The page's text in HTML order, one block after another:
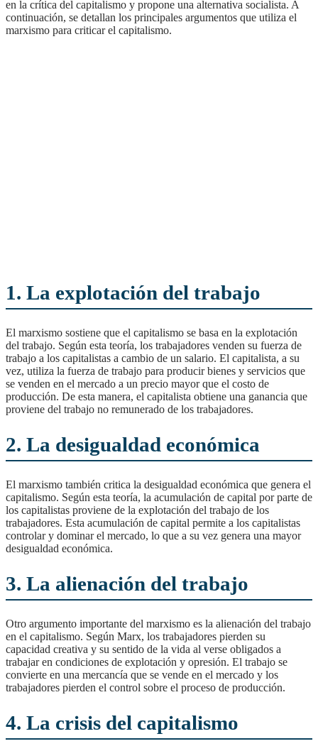
en la crítica del capitalismo y propone una alternativa socialista. A
continuación, se detallan los principales argumentos que utiliza el
marxismo para criticar el capitalismo.
1. La explotación del trabajo
El marxismo sostiene que el capitalismo se basa en la explotación
del trabajo. Según esta teoría, los trabajadores venden su fuerza de
trabajo a los capitalistas a cambio de un salario. El capitalista, a su
vez, utiliza la fuerza de trabajo para producir bienes y servicios que
se venden en el mercado a un precio mayor que el costo de
producción. De esta manera, el capitalista obtiene una ganancia que
proviene del trabajo no remunerado de los trabajadores.
2. La desigualdad económica
El marxismo también critica la desigualdad económica que genera el
capitalismo. Según esta teoría, la acumulación de capital por parte de
los capitalistas proviene de la explotación del trabajo de los
trabajadores. Esta acumulación de capital permite a los capitalistas
controlar y dominar el mercado, lo que a su vez genera una mayor
desigualdad económica.
3. La alienación del trabajo
Otro argumento importante del marxismo es la alienación del trabajo
en el capitalismo. Según Marx, los trabajadores pierden su
capacidad creativa y su sentido de la vida al verse obligados a
trabajar en condiciones de explotación y opresión. El trabajo se
convierte en una mercancía que se vende en el mercado y los
trabajadores pierden el control sobre el proceso de producción.
4. La crisis del capitalismo